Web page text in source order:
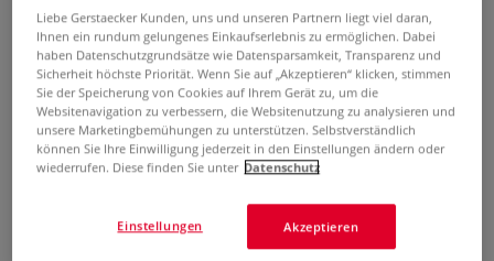
Kadmiumgelb hell Kadmiumgelb dunkel
108
Einzelstift
Bestell-Nr.08-48787108
Liebe Gerstaecker Kunden, uns und unseren Partnern liegt viel daran,
Ihnen ein rundum gelungenes Einkaufserlebnis zu ermöglichen. Dabei
haben Datenschutzgrundsätze wie Datensparsamkeit, Transparenz und
Sicherheit höchste Priorität. Wenn Sie auf „Akzeptieren“ klicken, stimmen
Sie der Speicherung von Cookies auf Ihrem Gerät zu, um die
Websitenavigation zu verbessern, die Websitenutzung zu analysieren und
unsere Marketingbemühungen zu unterstützen. Selbstverständlich
können Sie Ihre Einwilligung jederzeit in den Einstellungen ändern oder
wiederrufen. Diese finden Sie unter Datenschutz
Akzeptieren
Einstellungen